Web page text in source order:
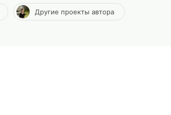
Другие проекты автора